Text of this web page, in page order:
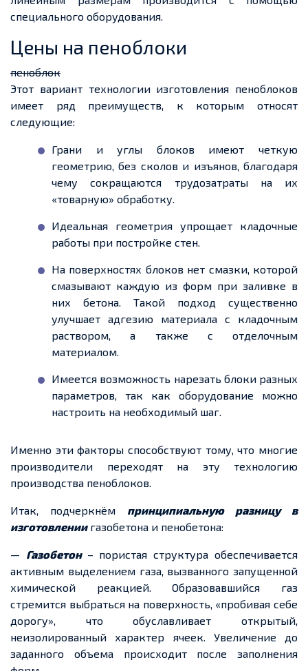
специального оборудования.
Цены на пеноблоки
пеноблок
Этот вариант технологии изготовления пеноблоков
имеет ряд преимуществ, к которым относят
следующие:
Грани и углы блоков имеют четкую
геометрию, без сколов и изъянов, благодаря
чему сокращаются трудозатраты на их
«товарную» обработку.
Идеальная геометрия упрощает кладочные
работы при постройке стен.
На поверхностях блоков нет смазки, которой
смазывают каждую из форм при заливке в
них бетона. Такой подход существенно
улучшает адгезию материала с кладочным
раствором, а также с отделочным
материалом.
Имеется возможность нарезать блоки разных
параметров, так как оборудование можно
настроить на необходимый шаг.
Именно эти факторы способствуют тому, что многие
производители переходят на эту технологию
производства пеноблоков.
Итак, подчеркнём принципиальную разницу в
изготовлениигазобетона и пенобетона:
— Газобетон – пористая структура обеспечивается
активным выделением газа, вызванного запущенной
химической реакцией. Образовавшийся газ
стремится выбраться на поверхность, «пробивая себе
дорогу», что обуславливает открытый,
неизолированный характер ячеек. Увеличение до
заданного объемапроисходит после заполнения